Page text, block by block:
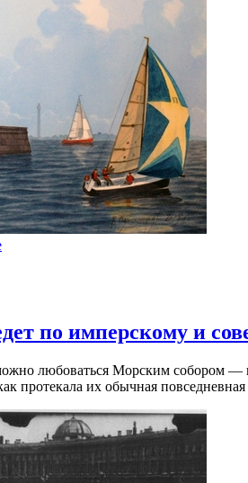
по имперскому и
любоваться Морским собором —
их обычная повседневная